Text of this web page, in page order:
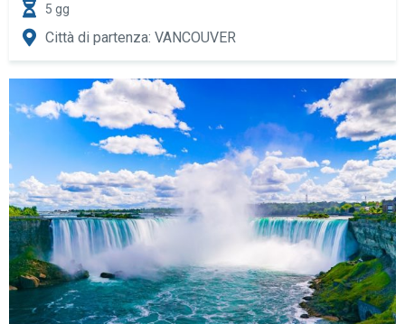
5 gg
Città di partenza: VANCOUVER